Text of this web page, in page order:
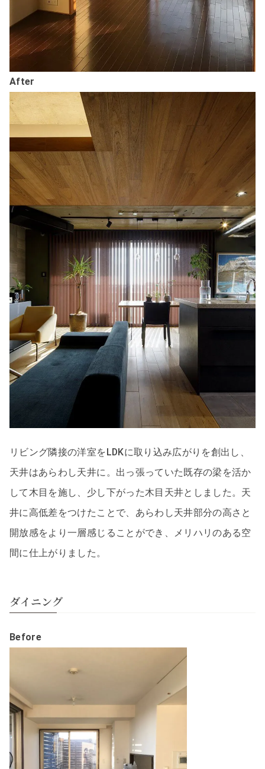
After
リビング隣接の洋室をLDKに取り込み広がりを創出し、
天井はあらわし天井に。出っ張っていた既存の梁を活か
して木目を施し、少し下がった木目天井としました。天
井に高低差をつけたことで、あらわし天井部分の高さと
開放感をより一層感じることができ、メリハリのある空
間に仕上がりました。
ダイニング
Before